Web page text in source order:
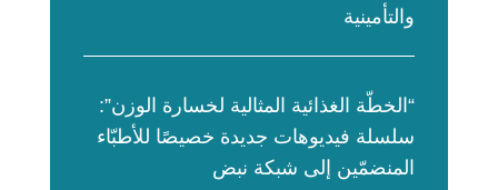
والتأمينية
“الخطّة الغذائية المثالية لخسارة الوزن”:
سلسلة فيديوهات جديدة خصيصًا للأطبّاء
المنضمّين إلى شبكة نبض